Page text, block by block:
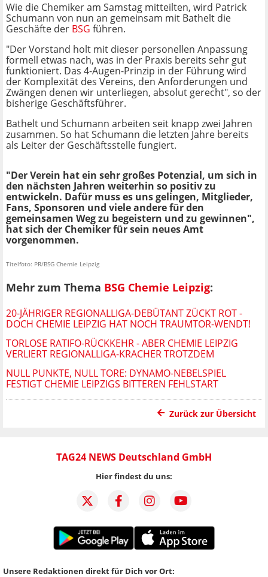
Wie die Chemiker am Samstag mitteilten, wird Patrick
Schumann von nun an gemeinsam mit Bathelt die
Geschäfte der BSG führen.
"Der Vorstand holt mit dieser personellen Anpassung
formell etwas nach, was in der Praxis bereits sehr gut
funktioniert. Das 4-Augen-Prinzip in der Führung wird
der Komplexität des Vereins, den Anforderungen und
Zwängen denen wir unterliegen, absolut gerecht", so der
bisherige Geschäftsführer.
Bathelt und Schumann arbeiten seit knapp zwei Jahren
zusammen. So hat Schumann die letzten Jahre bereits
als Leiter der Geschäftsstelle fungiert.
"Der Verein hat ein sehr großes Potenzial, um sich in
den nächsten Jahren weiterhin so positiv zu
entwickeln. Dafür muss es uns gelingen, Mitglieder,
Fans, Sponsoren und viele andere für den
gemeinsamen Weg zu begeistern und zu gewinnen",
hat sich der Chemiker für sein neues Amt
vorgenommen.
Titelfoto: PR/BSG Chemie Leipzig
Mehr zum Thema BSG Chemie Leipzig:
20-JÄHRIGER REGIONALLIGA-DEBÜTANT ZÜCKT ROT -
DOCH CHEMIE LEIPZIG HAT NOCH TRAUMTOR-WENDT!
TORLOSE RATIFO-RÜCKKEHR - ABER CHEMIE LEIPZIG
VERLIERT REGIONALLIGA-KRACHER TROTZDEM
NULL PUNKTE, NULL TORE: DYNAMO-NEBELSPIEL
FESTIGT CHEMIE LEIPZIGS BITTEREN FEHLSTART
Zurück zur Übersicht
TAG24 NEWS Deutschland GmbH
Hier findest du uns:
Unsere Redaktionen direkt für Dich vor Ort: